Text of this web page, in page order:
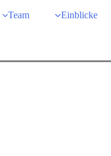
Team Einblicke